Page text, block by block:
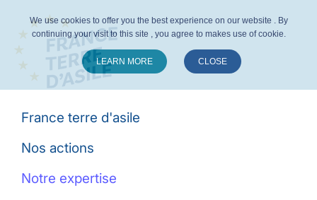
France terre d'asile
Nos actions
Notre expertise
We use cookies to offer you the best experience on our website . By
continuing your visit to this site , you agree to makes use of cookie.
LEARN MORE CLOSE